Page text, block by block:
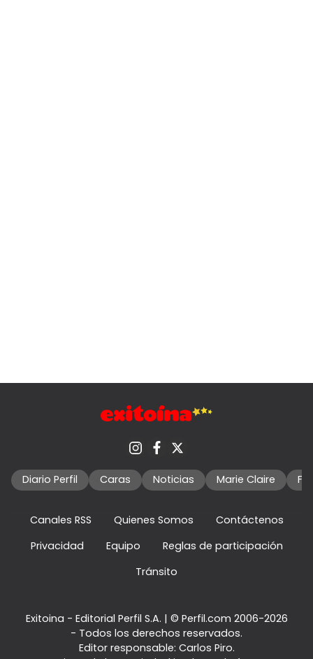
Diario Perfil Caras Noticias Marie Claire
Canales RSS Quienes Somos
Contáctenos
Privacidad
Equipo
Reglas de participación
Tránsito
Exitoina - Editorial Perfil S.A. | © Perfil.com 2006-2026
- Todos los derechos reservados.
Editor responsable: Carlos Piro.